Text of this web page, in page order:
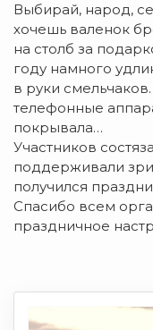
Выбирай, народ,
хочешь валенок
на столб за
году намного
в руки
телефонные
покрывала…
Участников
поддерживали
получился
Спасибо всем
праздничное